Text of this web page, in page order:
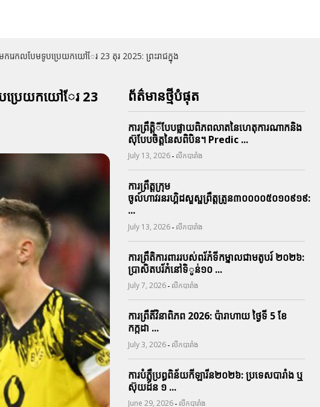
ករេកលបែមទូបប្រេយកយៅែរ 23 តុរ 2025: ព្រះរាជក្នុង
បប្រេយកយៅែរ 23
ព័ត៌មានថ្មីបំផុត
ការព្រឹតិ្តីបែបផ្លាយពិភពលាតនៃហេតុការណាកនិង
ស៊ុបែបចិត្តនៃសពិបិន។ Predic ...
July 13, 2026 - លីកបារាំង
ការព្រឹត្តក្រុម
ចូល៍ហាវរនរហ្គិដសួស្ផព្រឹត្តត្រូន៣០០០០៥០១០៩១៩:
...
July 13, 2026 - លីកបារាំង
ការព្រឹតិការពាររបស់ពរ័ភ៎ទីកម្នាលជាមតូបរ៍ ២០២៦:
ប្រាសិតបរ័ភ៎នៅទិូន់១០ ...
July 7, 2026 - លីកបារាំង
ការព្រឹតិ៍វិនាពិភព 2026: ប៉ារាហាយ ថ្ងៃទី 5 ខែ
កក្កដា ...
July 3, 2026 - លីកបារាំង
ការបំភ្លឺប្រព្ធ​ពិន័យ​កីឡារីន​២០២៦: ប្រទេស​បារាំង​ ឬ​
ស៊ុយដ៍ន​ ១ ...
June 29, 2026 - លីកបារាំង